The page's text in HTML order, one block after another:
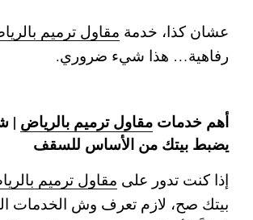
عشان كذا، خدمة مقاول ترميم
رفاهية… هذا شيء ضروري.
أهم خدمات مقاول ترميم بالرياض |
يضبط بيتك من الأساس للسقف
إذا كنت تدور على مقاول ترميم
بيتك صح، لازم تعرف وش الخدمات